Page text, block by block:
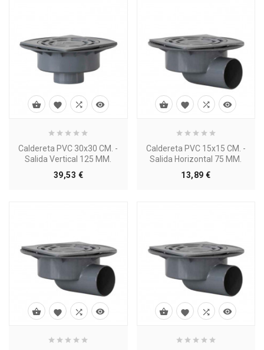
Caldereta PVC 30x30 CM. -
Salida Vertical 125 MM.
39,53 €Precio
   
Caldereta PVC 15x15 CM. -
Salida Horizontal 75 MM.
13,89 €Precio
   
       